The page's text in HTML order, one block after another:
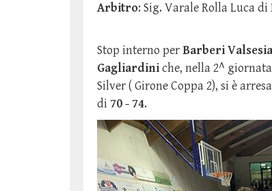
Arbitro: Sig. Varale Rolla Luca di
Stop interno perBarberi
Gagliardiniche, nella 2^
Silver ( Girone Coppa 2), si è
di 70 - 74.